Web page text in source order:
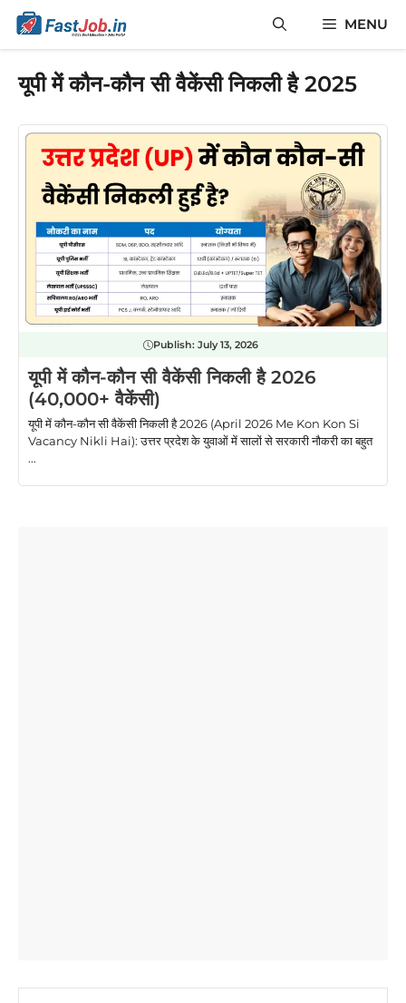
Skip
content
MENU
यूपी में कौन-कौन सी वैकेंसी निकली है 2025
Publish: July 13, 2026
यूपी में कौन-कौन सी वैकेंसी निकली है 2026
(40,000+ वैकेंसी)
यूपी में कौन-कौन सी वैकेंसी निकली है 2026 (April 2026 Me Kon Kon Si
Vacancy Nikli Hai): उत्तर प्रदेश के युवाओं में सालों से सरकारी नौकरी का बहुत
...